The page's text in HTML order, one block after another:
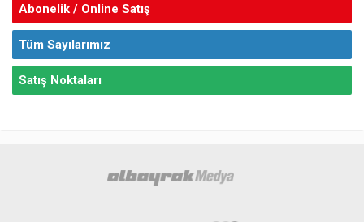
Abonelik / Online Satış
Tüm Sayılarımız
Satış Noktaları